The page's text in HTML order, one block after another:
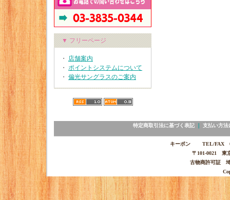
▼ フリーページ
・ 店舗案内
・ ポイントシステムについて
・ 偏光サングラスのご案内
特定商取引法に基づく表記｜ 支払い方法
キーポン TEL/FAX
〒101-0021 東
古物商許可証